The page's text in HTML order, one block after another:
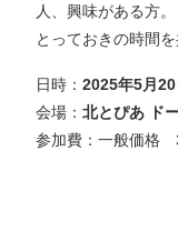
人、興味がある方。
とっておきの時間
日時：2025年5月
会場：北とぴあ ド
参加費：一般価格